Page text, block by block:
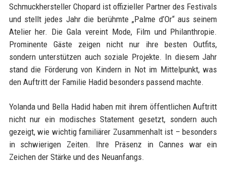
Schmuckhersteller Chopard ist offizieller Partner des Festivals
und stellt jedes Jahr die berühmte „Palme d’Or“ aus seinem
Atelier her. Die Gala vereint Mode, Film und Philanthropie.
Prominente Gäste zeigen nicht nur ihre besten Outfits,
sondern unterstützen auch soziale Projekte. In diesem Jahr
stand die Förderung von Kindern in Not im Mittelpunkt, was
den Auftritt der Familie Hadid besonders passend machte.
Yolanda und Bella Hadid haben mit ihrem öffentlichen Auftritt
nicht nur ein modisches Statement gesetzt, sondern auch
gezeigt, wie wichtig familiärer Zusammenhalt ist – besonders
in schwierigen Zeiten. Ihre Präsenz in Cannes war ein
Zeichen der Stärke und des Neuanfangs.